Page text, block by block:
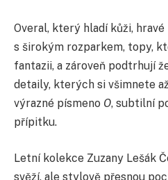
Overal, který hladí kůži,
s širokým rozparkem, topy,
fantazii, a zároveň podtrhují
detaily, kterých si všimnete
výrazné písmeno O, subtilní
přípitku.
Letní kolekce Zuzany Lešák
svěží, ale stylově přesnou